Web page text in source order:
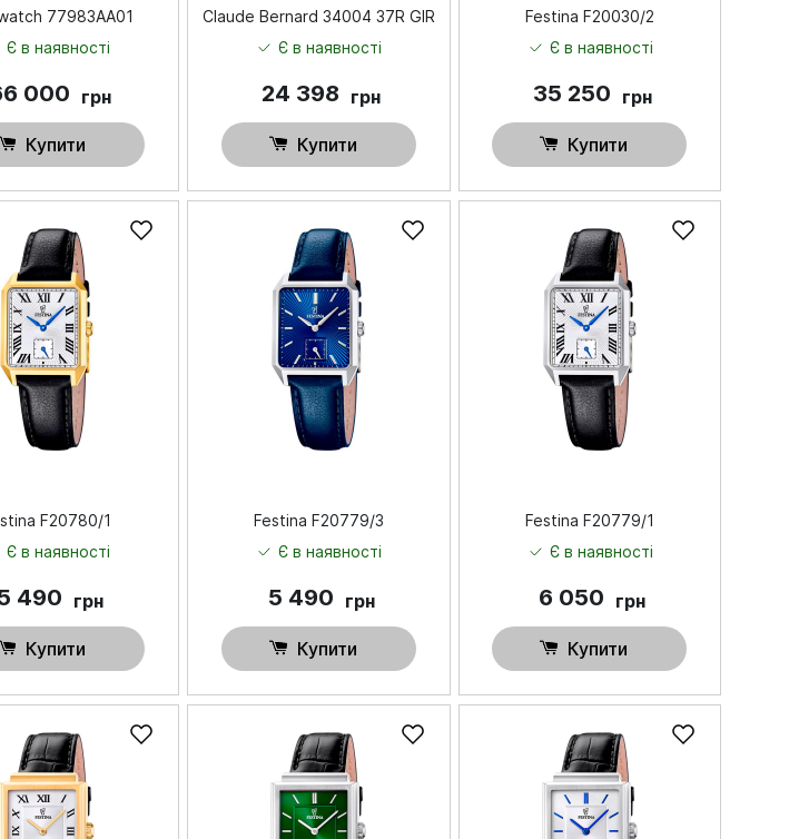
77983AA01
Є в наявності
000 грн
Купити
Claude Bernard 34004 37R GIR
Є в наявності
24 398 грн
Купити
Festina F20030/2
Є в наявності
35 250 грн
Купити
F20780/1
Є в наявності
490 грн
Купити
Festina F20779/3
Є в наявності
5 490 грн
Купити
Festina F20779/1
Є в наявності
6 050 грн
Купити